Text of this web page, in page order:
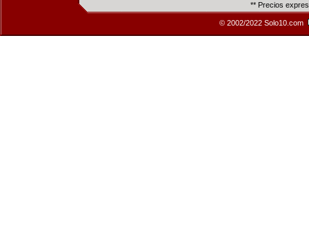
** Precios
© 2002/2022 Solo10.com